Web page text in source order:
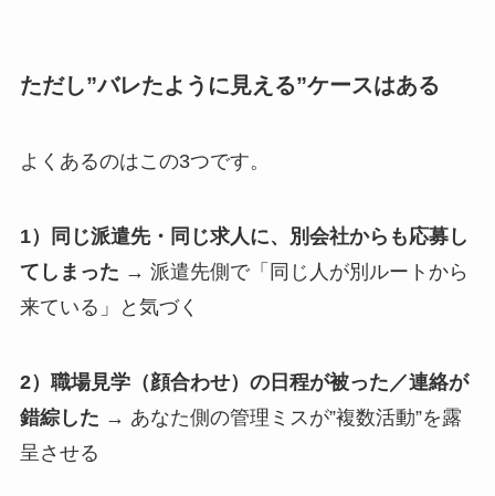
ただし”バレたように見える”ケースはある
よくあるのはこの3つです。
1）同じ派遣先・同じ求人に、別会社からも応募し
てしまった → 派遣先側で「同じ人が別ルートから
来ている」と気づく
2）職場見学（顔合わせ）の日程が被った／連絡が
錯綜した → あなた側の管理ミスが”複数活動”を露
呈させる